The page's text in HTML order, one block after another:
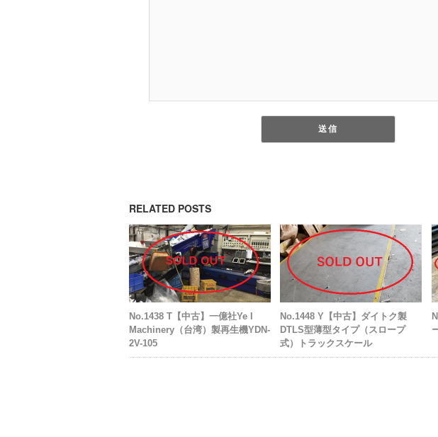
RELATED POSTS
No.1438 T【中古】一億社Ye I
Machinery（台湾）製再生機YDN-
2V-105
No.1448 Y【中古】ダイトク製
DTLS型薄型タイプ（スロープ
式）トラックスケール